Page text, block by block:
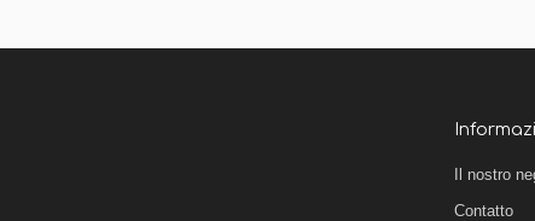
Il nostro
Contatto